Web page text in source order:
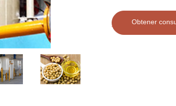
Obtener